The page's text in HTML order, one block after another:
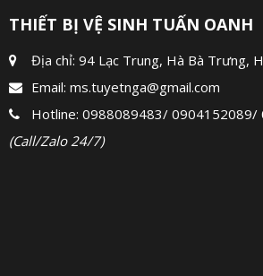
THIẾT BỊ VỆ SINH TUẤN OANH
Địa chỉ: 94 Lạc Trung, Hà Bà Trưng,
Email: ms.tuyetnga@gmail.com
Hotline: 0988089483/ 0904152089/
(Call/Zalo 24/7)